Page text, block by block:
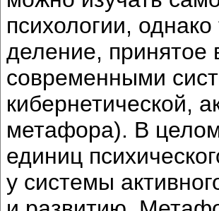
психологии,
деление, принятое
современными
кибернетической,
метафора). В
единиц
у системы